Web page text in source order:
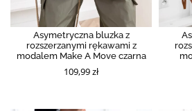
Asymetryczna bluzka z
rozszerzanymi rękawami z
modalem Make A Move czarna
109,99 zł